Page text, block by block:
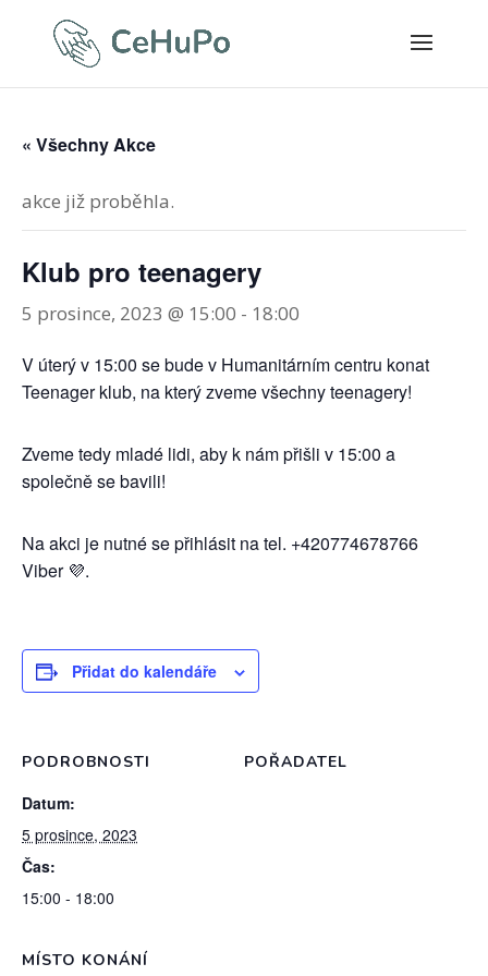
« Všechny Akce
akce již proběhla.
Klub pro teenagery
5 prosince, 2023 @ 15:00 - 18:00
V úterý v 15:00 se bude v Humanitárním centru konat
Teenager klub, na který zveme všechny teenagery!
Zveme tedy mladé lidi, aby k nám přišli v 15:00 a
společně se bavili!
Na akci je nutné se přihlásit na tel. +420774678766
Viber 💜.
Přidat do kalendáře
PODROBNOSTI
Datum:
5 prosince, 2023
Čas:
15:00 - 18:00
POŘADATEL
MÍSTO KONÁNÍ